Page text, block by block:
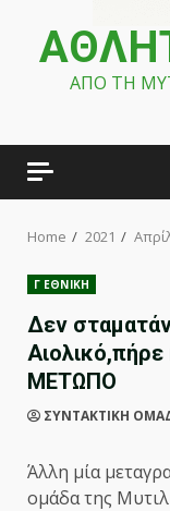
ΑΠΟ ΤΗ
Home 2021
Γ ΕΘΝΙΚΗ
Δεν
ΜΕΤΩΠΟ
ΣΥΝΤΑΚΤΙΚΗ
Άλλη μία
ομάδα της